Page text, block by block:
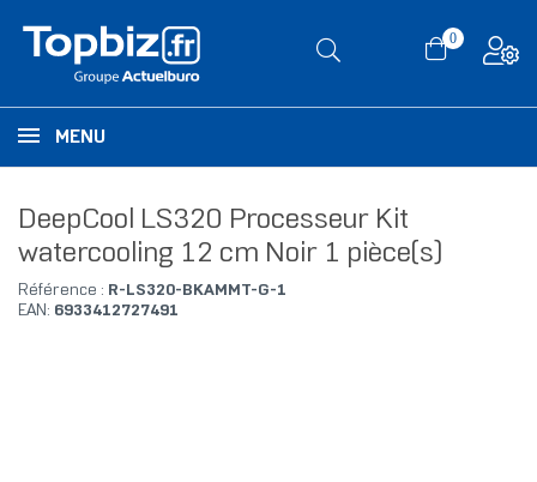
0
MENU
DeepCool LS320 Processeur Kit
watercooling 12 cm Noir 1 pièce(s)
Référence : R-LS320-BKAMMT-G-1
EAN: 6933412727491